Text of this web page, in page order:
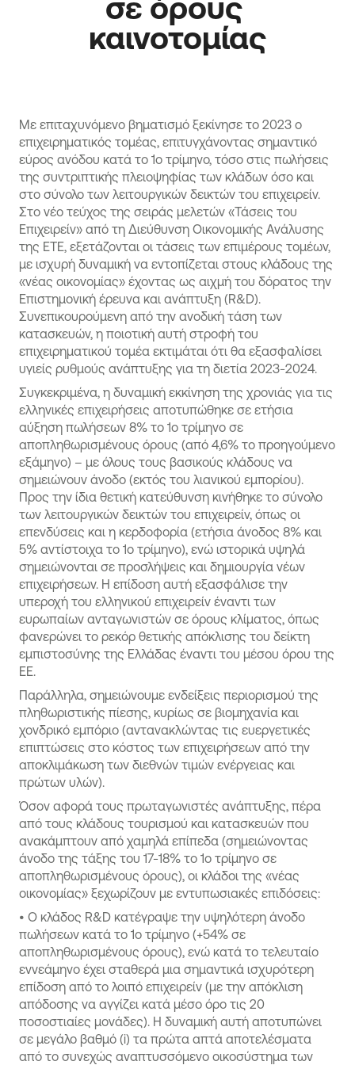
καινοτομίας
Με επιταχυνόμενο βηματισμό ξεκίνησε το 2023 ο
επιχειρηματικός τομέας, επιτυγχάνοντας σημαντικό
εύρος ανόδου κατά το 1ο τρίμηνο, τόσο στις πωλήσεις
της συντριπτικής πλειοψηφίας των κλάδων όσο και
στο σύνολο των λειτουργικών δεικτών του επιχειρείν.
Στο νέο τεύχος της σειράς μελετών «Τάσεις του
Επιχειρείν» από τη Διεύθυνση Οικονομικής Ανάλυσης
της ΕΤΕ, εξετάζονται οι τάσεις των επιμέρους τομέων,
με ισχυρή δυναμική να εντοπίζεται στους κλάδους της
«νέας οικονομίας» έχοντας ως αιχμή του δόρατος την
Επιστημονική έρευνα και ανάπτυξη (R&D).
Συνεπικουρούμενη από την ανοδική τάση των
κατασκευών, η ποιοτική αυτή στροφή του
επιχειρηματικού τομέα εκτιμάται ότι θα εξασφαλίσει
υγιείς ρυθμούς ανάπτυξης για τη διετία 2023-2024.
Συγκεκριμένα, η δυναμική εκκίνηση της χρονιάς για τις
ελληνικές επιχειρήσεις αποτυπώθηκε σε ετήσια
αύξηση πωλήσεων 8% το 1ο τρίμηνο σε
αποπληθωρισμένους όρους (από 4,6% το προηγούμενο
εξάμηνο) – με όλους τους βασικούς κλάδους να
σημειώνουν άνοδο (εκτός του λιανικού εμπορίου).
Προς την ίδια θετική κατεύθυνση κινήθηκε το σύνολο
των λειτουργικών δεικτών του επιχειρείν, όπως οι
επενδύσεις και η κερδοφορία (ετήσια άνοδος 8% και
5% αντίστοιχα το 1ο τρίμηνο), ενώ ιστορικά υψηλά
σημειώνονται σε προσλήψεις και δημιουργία νέων
επιχειρήσεων. Η επίδοση αυτή εξασφάλισε την
υπεροχή του ελληνικού επιχειρείν έναντι των
ευρωπαίων ανταγωνιστών σε όρους κλίματος, όπως
φανερώνει το ρεκόρ θετικής απόκλισης του δείκτη
εμπιστοσύνης της Ελλάδας έναντι του μέσου όρου της
ΕΕ.
Παράλληλα, σημειώνουμε ενδείξεις περιορισμού της
πληθωριστικής πίεσης, κυρίως σε βιομηχανία και
χονδρικό εμπόριο (αντανακλώντας τις ευεργετικές
επιπτώσεις στο κόστος των επιχειρήσεων από την
αποκλιμάκωση των διεθνών τιμών ενέργειας και
πρώτων υλών).
Όσον αφορά τους πρωταγωνιστές ανάπτυξης, πέρα
από τους κλάδους τουρισμού και κατασκευών που
ανακάμπτουν από χαμηλά επίπεδα (σημειώνοντας
άνοδο της τάξης του 17-18% το 1ο τρίμηνο σε
αποπληθωρισμένους όρους), οι κλάδοι της «νέας
οικονομίας» ξεχωρίζουν με εντυπωσιακές επιδόσεις:
• Ο κλάδος R&D κατέγραψε την υψηλότερη άνοδο
πωλήσεων κατά το 1ο τρίμηνο (+54% σε
αποπληθωρισμένους όρους), ενώ κατά το τελευταίο
εννεάμηνο έχει σταθερά μια σημαντικά ισχυρότερη
επίδοση από το λοιπό επιχειρείν (με την απόκλιση
απόδοσης να αγγίζει κατά μέσο όρο τις 20
ποσοστιαίες μονάδες). Η δυναμική αυτή αποτυπώνει
σε μεγάλο βαθμό (i) τα πρώτα απτά αποτελέσματα
από το συνεχώς αναπτυσσόμενο οικοσύστημα των